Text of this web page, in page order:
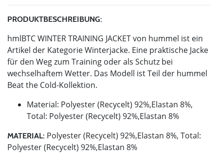
PRODUKTBESCHREIBUNG:
hmlBTC WINTER TRAINING JACKET von hummel ist ein
Artikel der Kategorie Winterjacke. Eine praktische Jacke
für den Weg zum Training oder als Schutz bei
wechselhaftem Wetter. Das Modell ist Teil der hummel
Beat the Cold-Kollektion.
Material: Polyester (Recycelt) 92%,Elastan 8%,
Total: Polyester (Recycelt) 92%,Elastan 8%
MATERIAL: Polyester (Recycelt) 92%,Elastan 8%, Total:
Polyester (Recycelt) 92%,Elastan 8%